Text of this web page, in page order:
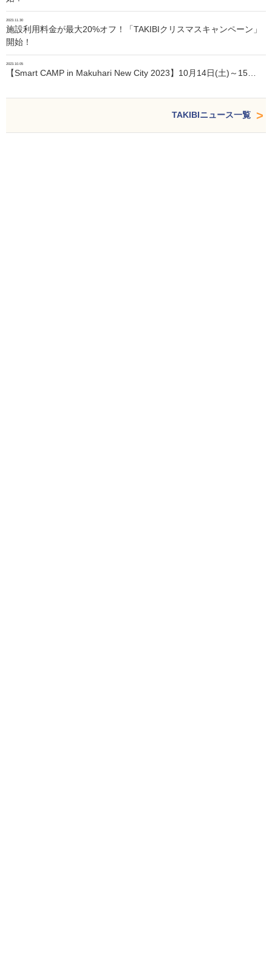
2023.11.30
施設利用料金が最大20%オフ！「TAKIBIクリスマスキャンペーン」
開始！
2023.10.05
【Smart CAMP in Makuhari New City 2023】10月14日(土)～15…
TAKIBIニュース一覧